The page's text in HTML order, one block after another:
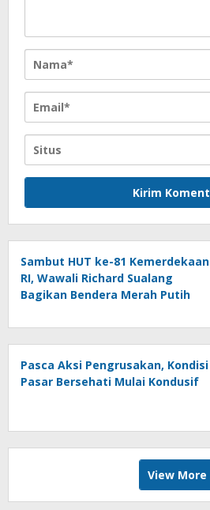
Sambut HUT ke-81 Kemerdekaan
RI, Wawali Richard Sualang
Bagikan Bendera Merah Putih
Pasca Aksi Pengrusakan, Kondisi
Pasar Bersehati Mulai Kondusif
View More